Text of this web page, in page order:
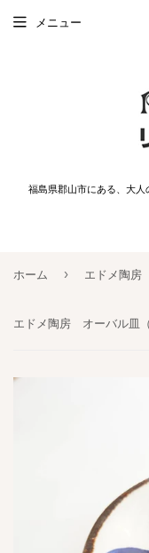
福島県郡山市にある、大
メニュー
ホーム › エドメ陶房
エドメ陶房 オーバル皿（